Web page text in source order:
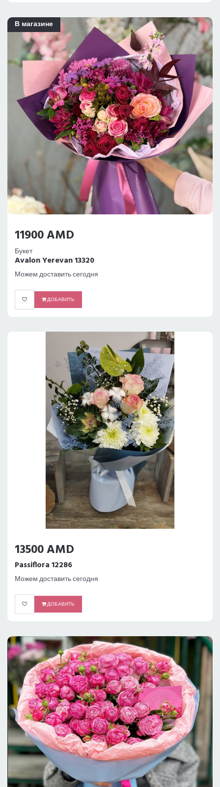
В магазине
11900 AMD
Букет
Avalon Yerevan 13320
Можем доставить сегодня
ДОБАВИТЬ
13500 AMD
Passiflora 12286
Можем доставить сегодня
ДОБАВИТЬ